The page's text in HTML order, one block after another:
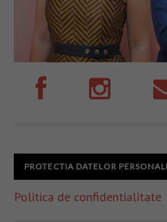
PROTECTIA DATELOR
Politica de confidentialitate